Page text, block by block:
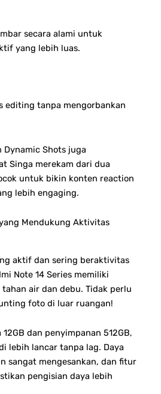
secara alami untuk
yang lebih luas.
editing tanpa mengorbankan
Dynamic Shots juga
Singa merekam dari dua
untuk bikin konten reaction
lebih engaging.
Mendukung Aktivitas
aktif dan sering beraktivitas
Note 14 Series memiliki
air dan debu. Tidak perlu
foto di luar ruangan!
dan penyimpanan 512GB,
lebih lancar tanpa lag. Daya
sangat mengesankan, dan fitur
pengisian daya lebih